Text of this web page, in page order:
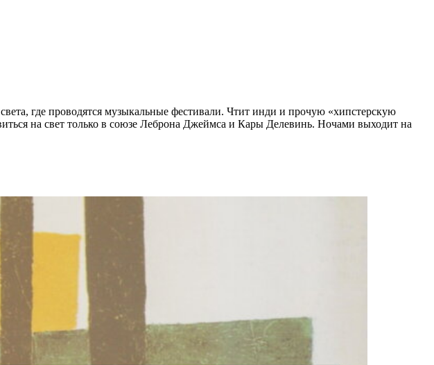
где проводятся музыкальные фестивали. Чтит инди и прочую «хипстерскую
на свет только в союзе Леброна Джеймса и Кары Делевинь. Ночами выходит на